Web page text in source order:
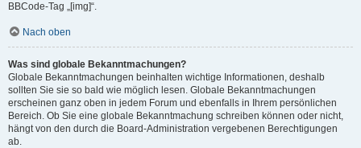
BBCode-Tag „[img]“.
Nach oben
Was sind globale Bekanntmachungen?
Globale Bekanntmachungen beinhalten wichtige Informationen, deshalb
sollten Sie sie so bald wie möglich lesen. Globale Bekanntmachungen
erscheinen ganz oben in jedem Forum und ebenfalls in Ihrem persönlichen
Bereich. Ob Sie eine globale Bekanntmachung schreiben können oder nicht,
hängt von den durch die Board-Administration vergebenen Berechtigungen
ab.